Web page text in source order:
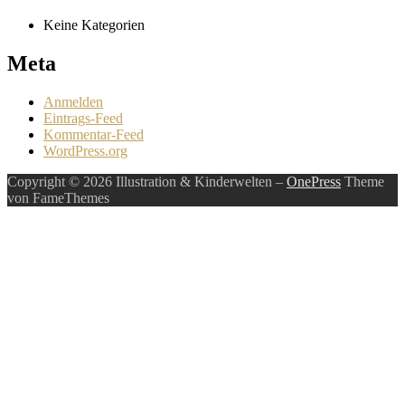
Keine Kategorien
Meta
Anmelden
Eintrags-Feed
Kommentar-Feed
WordPress.org
Copyright © 2026 Illustration & Kinderwelten – OnePress Theme
von FameThemes